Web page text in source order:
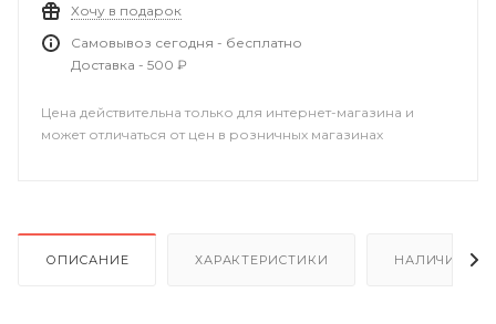
Хочу в подарок
Самовывоз сегодня - бесплатно
Доставка - 500 ₽
Цена действительна только для интернет-магазина и
может отличаться от цен в розничных магазинах
ОПИСАНИЕ ХАРАКТЕРИСТИКИ НАЛИЧИЕ В